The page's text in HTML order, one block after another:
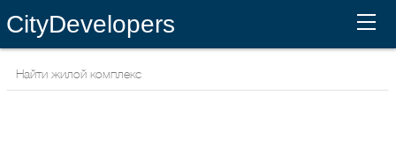
CityDevelopers